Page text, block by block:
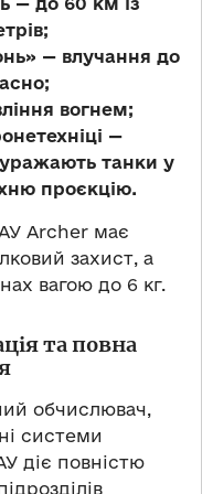
— влучання до
вогнем;
—
танки у
проєкцію.
Archer має
захист, а
вагою до 6 кг.
таповна
обчислювач,
системи
діє повністю